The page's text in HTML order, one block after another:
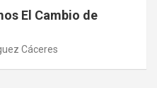
El Cambio de
Cáceres